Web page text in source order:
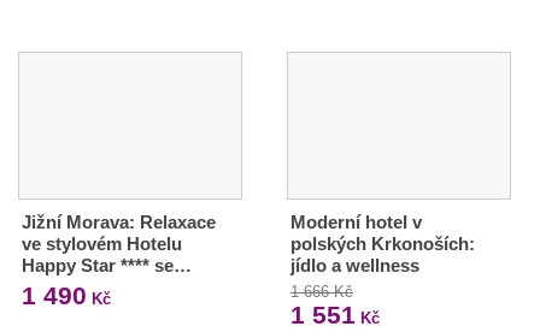
Jižní Morava: Relaxace
ve stylovém Hotelu
Happy Star **** se…
1 490 Kč
Moderní hotel v
polských Krkonoších:
jídlo a wellness
1 666 Kč
1 551 Kč